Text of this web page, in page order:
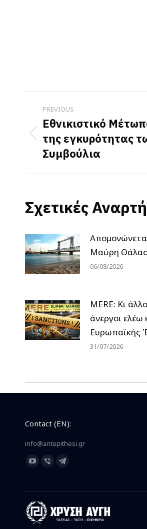
Post
navigation
PREVIOUS
Previous
post:
Εθνικιστικό
της εγκυρότητας
Συμβούλια
Σχετικές
Μαύρη
06/08/2026
MERE: Κι
άνεργοι
Ευρωπαϊκής
31/07/2026
Contact (EN):
info@antepithesi.gr
Find us on:
YouTube
opens
in
new
Viber
opens
in
new
Telegram
opens
in
new